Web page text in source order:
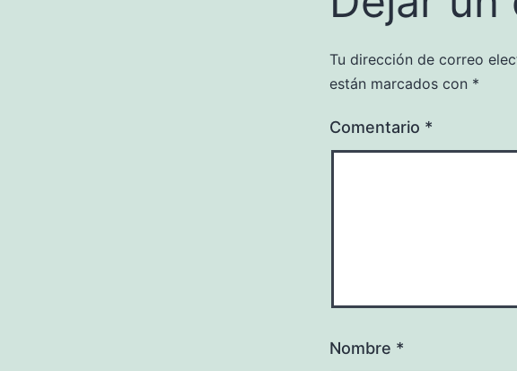
Tu dirección de correo
están marcados con *
Comentario *
Nombre *